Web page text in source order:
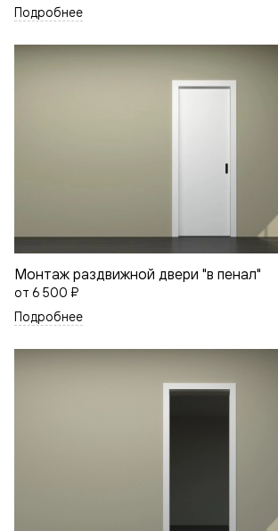
Подробнее
Монтаж раздвижной двери "в пенал"
от 6 500 ₽
Подробнее